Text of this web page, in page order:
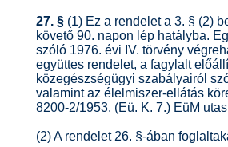
27. § (1) Ez a rendelet a 3. § (2)
követő 90. napon lép hatályba.
szóló 1976. évi IV. törvény
együttes rendelet, a fagylalt
közegészségügyi szabályairól
valamint az élelmiszer-ellátás
8200-2/1953. (Eü. K. 7.) EüM
(2) A rendelet 26. §-ában